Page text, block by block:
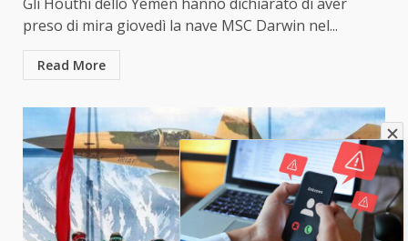
preso di mira giovedì la nave MSC Darwin nel...
Read More